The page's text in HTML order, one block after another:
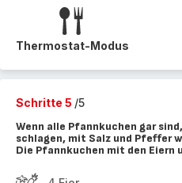
Thermostat-Modus
Schritte 5 /5
Wenn alle Pfannkuchen gar
schlagen, mit Salz und Pfeffer
Die Pfannkuchen mit den Eiern